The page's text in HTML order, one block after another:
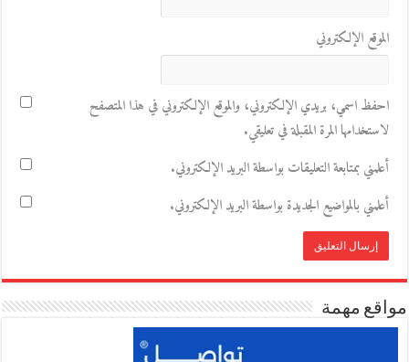
الموقع الإلكتروني
احفظ اسمي، بريدي الإلكتروني، والموقع الإلكتروني في هذا المتصفح
لاستخدامها المرة المقبلة في تعليقي.
أعلمني بمتابعة التعليقات بواسطة البريد الإلكتروني.
أعلمني بالمواضيع الجديدة بواسطة البريد الإلكتروني.
مواقع مهمة